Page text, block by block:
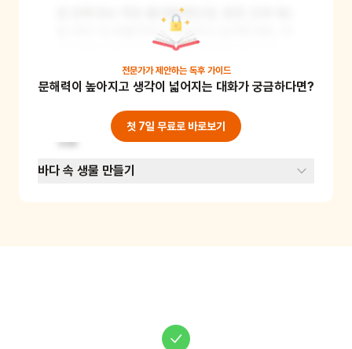
집 안에 있는 작은 물건들(장난감, 동전, 단추 등)
을 '바다 속 보물'이라고 상상하고 숨겨두세요. 어
린이에게 야옹이가 되어 이 보물들을 찾아오라고
해보세요. 찾은 보물의 개수에 따라 점수를 매기
거나, 시간 제한을 두어 게임의 재미를 더할 수 있
어요. 이 놀이를 통해 어린이의 관찰력과 집중력
을 기를 수 있어요. 준비물: 숨길 수 있는 작은 물
건들
전문가가 제안하는 독후 가이드
문해력이 높아지고 생각이 넓어지는 대화가 궁금하다면?
첫 7일 무료로 바로보기
바다 속 생물 만들기